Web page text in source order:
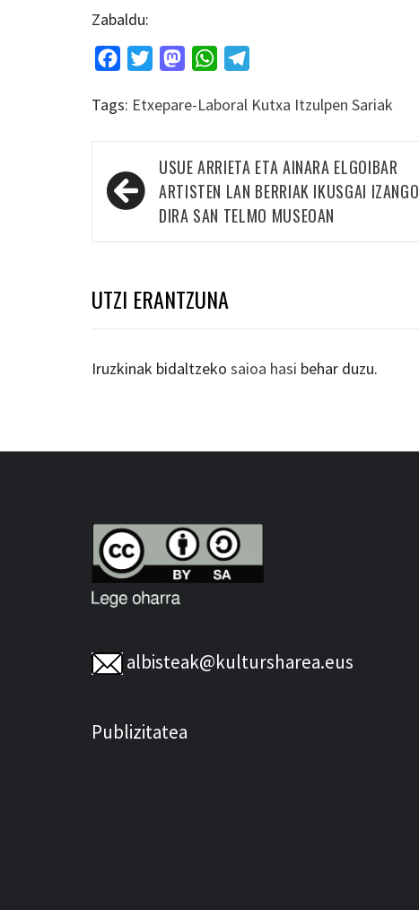
Zabaldu:
FacebookTwitterMastodonWhatsApp
Tags: Etxepare-Laboral Kutxa Itzulpen Sariak
Bidalketetan
zehar
nabigatu
USUE ARRIETA ETA AINARA ELGOIBAR
ARTISTEN LAN BERRIAK IKUSGAI IZANGO
DIRA SAN TELMO MUSEOAN
UTZI ERANTZUNA
Iruzkinak bidaltzeko saioa hasi behar duzu.
albisteak@kultursharea.eus
Publizitatea